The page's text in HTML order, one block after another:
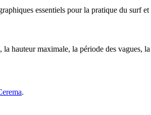
essentiels pour la pratique du surf et
hauteur maximale, la période des vagues,
.